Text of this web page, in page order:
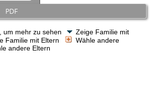
PDF
um mehr zu sehen
Zeige Familie mit
Familie mit Eltern
Wähle andere
andere Eltern